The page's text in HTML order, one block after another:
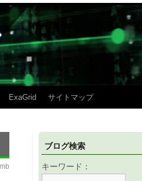
ExaGrid サイトマップ
ブログ検索
キーワード：